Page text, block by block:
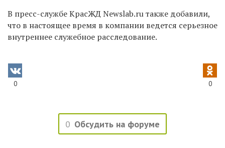
В пресс-службе КрасЖДNewslab.ruтакже добавили,
что в настоящее время в компании ведется серьезное
внутреннее служебное расследование.
0 0
0 Обсудить на форуме